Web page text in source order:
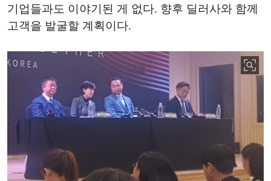
기업들과도 이야기된 게 없다. 향후 딜러사와 함께
고객을 발굴할 계획이다.